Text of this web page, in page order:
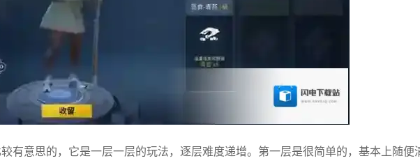
有意思的，它是一层一层的玩法，逐层难度递增。第一层是很简单的，基本上随便